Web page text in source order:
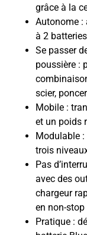
grâce à la
Autonome :
à 2
Se passer
poussière :
scier,
Mobile :
et un poids
Modulable :
trois
Pas
avec des
chargeur
en non-stop
Pratique :